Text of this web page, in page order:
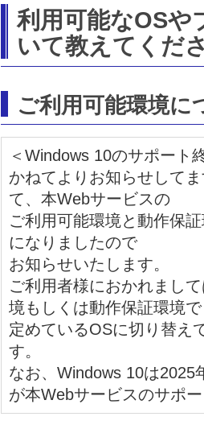
利用可能なOSや
いて教えてくだ
ご利用可能環境に
＜Windows 10のサポート
かねてよりお知らせして
て、本Webサービスの
ご利用可能環境と動作保
になりましたので
お知らせいたします。
ご利用者様におかれまし
境もしくは動作保証環境で
定めているOSに切り替え
す。
なお、Windows 10は2025
が本Webサービスのサポ